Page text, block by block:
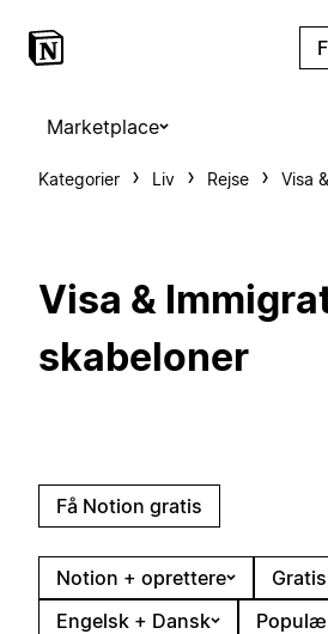
Marketplace
Kategorier Liv Rejse Visa
Visa &
skabeloner
Få Notion gratis
Notion + oprettere
Engelsk + Dansk